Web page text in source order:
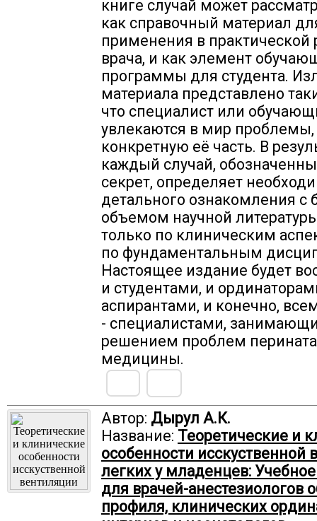
книге случай может
как справочный материал
применения в практической
врача, и как элемент
программы для студента.
материала представлено
что специалист или
увлекаются в мир проблемы,
конкретную её часть. В
каждый случай,
секрет, определяет
детального ознакомления
объемом научной
только по клиническим
по фундаментальным
Настоящее издание будет
и студентами, и
аспирантами, и конечно,
- специалистами,
решением проблем
медицины.
Автор: Дырул А.К.
Название: Теоретические и
особенности исскуственной
легких у младенцев:
для врачей-анестезиологов
профиля, клинических